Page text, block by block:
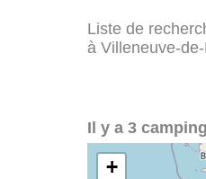
Liste de
à Villeneuve-
Il y a 3
+